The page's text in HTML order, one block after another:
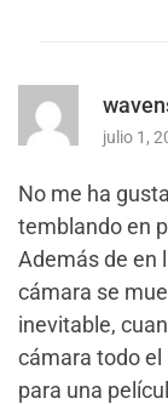
julio 1,
No me ha
temblando en
Además de en
cámara se
inevitable,
cámara todo
para una